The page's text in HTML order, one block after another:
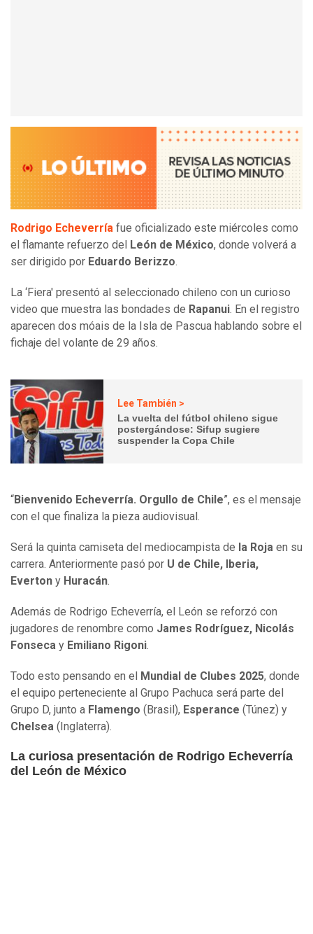
Rodrigo Echeverría fue oficializado este miércoles como
el flamante refuerzo del
León de México, donde volverá a
ser dirigido por Eduardo Berizzo.
La ‘Fiera' presentó al seleccionado chileno con un curioso
video que muestra las bondades de Rapanui. En el registro
aparecen dos móais de la Isla de Pascua hablando sobre el
fichaje del volante de 29 años.
Lee También >
La vuelta del fútbol chileno sigue
postergándose: Sifup sugiere
suspender la Copa Chile
“Bienvenido Echeverría. Orgullo de Chile”, es el mensaje
con el que finaliza la pieza audiovisual.
Será la quinta camiseta del mediocampista de la Roja en su
carrera. Anteriormente pasó por U de Chile, Iberia,
Everton y Huracán.
Además de Rodrigo Echeverría, el León se reforzó con
jugadores de renombre como James Rodríguez, Nicolás
Fonseca y Emiliano Rigoni.
Todo esto pensando en el Mundial de Clubes 2025, donde
el equipo perteneciente al Grupo Pachuca será parte del
Grupo D, junto a Flamengo (Brasil), Esperance (Túnez) y
Chelsea (Inglaterra).
La curiosa presentación de Rodrigo Echeverría
del León de México